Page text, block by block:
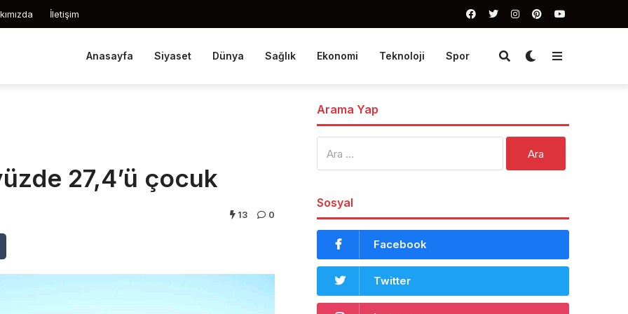
İletişim
Anasayfa Siyaset Dünya Sağlık Ekonomi Teknoloji Spor
27,4’ü çocuk
13 0
Arama Yap
Sosyal
Facebook
Twitter